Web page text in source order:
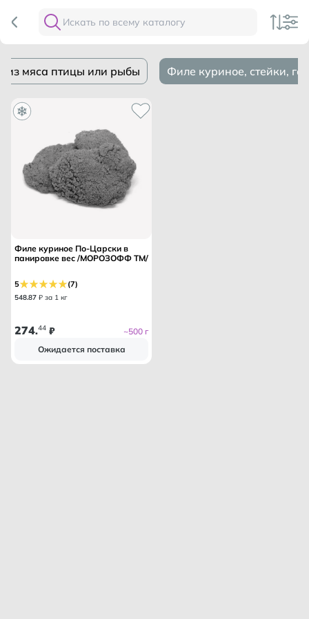
из мяса птицы или рыбы Филе куриное, стейки,
Филе куриное По-Царски в
панировке вес /МОРОЗОФФ ТМ/
5 (7)
548.87 ₽ за 1 кг
274.44 ₽
~500 г
Ожидается поставка